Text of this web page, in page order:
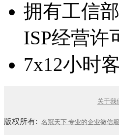
拥有工信
ISP经营许
7x12小时
关于我
版权所有: 名冠天下 专业的企业微信